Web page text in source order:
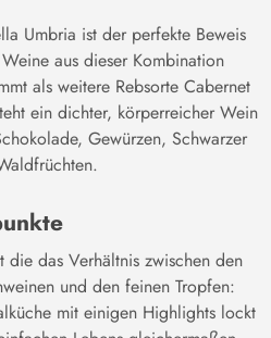
Umbria ist der perfekte Beweis
aus dieser Kombination
als weitere Rebsorte Cabernet
ein dichter, körperreicher Wein
Gewürzen, Schwarzer
die das Verhältnis zwischen den
und den feinen Tropfen:
mit einigen Highlights lockt